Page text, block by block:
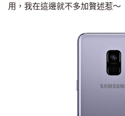
用，我在這邊就不多加贅述惹～